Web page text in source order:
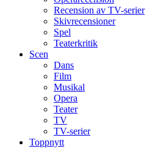
Recension av TV-serier
Skivrecensioner
Spel
Teaterkritik
Scen
Dans
Film
Musikal
Opera
Teater
TV
TV-serier
Toppnytt